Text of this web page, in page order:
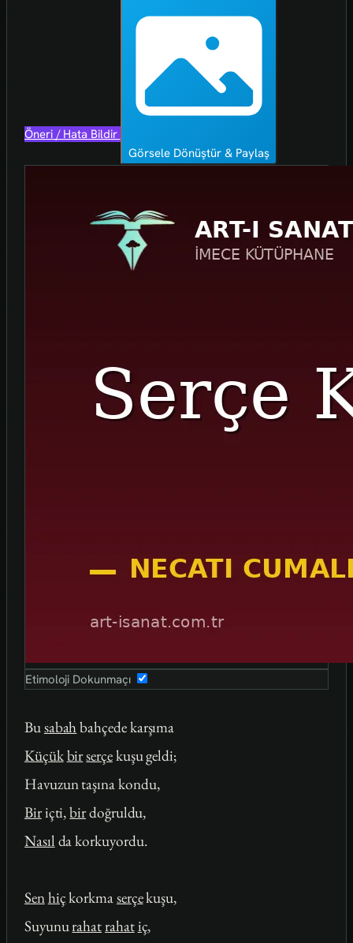
Öneri / Hata Bildir
Görsele Dönüştür & Paylaş
Etimoloji Dokunmaçı
Busabahbahçede karşıma
Küçükbirserçekuşu geldi;
Havuzun taşına kondu,
Biriçti,birdoğruldu,
Nasıl da korkuyordu.
Senhiçkorkmaserçekuşu,
Suyunurahatrahatiç,